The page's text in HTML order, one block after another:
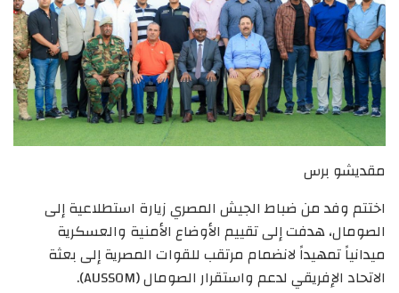
مقديشو برس
اختتم وفد من ضباط الجيش المصري زيارة استطلاعية إلى
الصومال، هدفت إلى تقييم الأوضاع الأمنية والعسكرية
ميدانياً تمهيداً لانضمام مرتقب للقوات المصرية إلى بعثة
الاتحاد الإفريقي لدعم واستقرار الصومال (AUSSOM).